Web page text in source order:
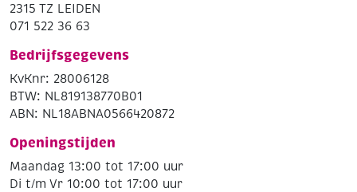
2315 TZ LEIDEN
071 522 36 63
Bedrijfsgegevens
KvKnr: 28006128
BTW: NL819138770B01
ABN: NL18ABNA0566420872
Openingstijden
Maandag 13:00 tot 17:00 uur
Di t/m Vr 10:00 tot 17:00 uur